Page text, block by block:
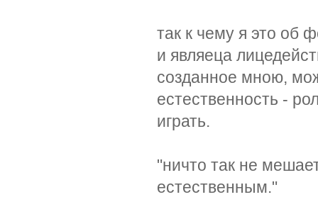
так к чему я это об
и являеца
созданное мною,
естественность -
играть.
"ничто так не
естественным."